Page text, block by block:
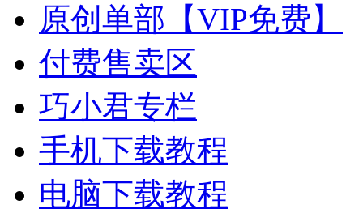
原创单部【VIP免费】
付费售卖区
巧小君专栏
手机下载教程
电脑下载教程